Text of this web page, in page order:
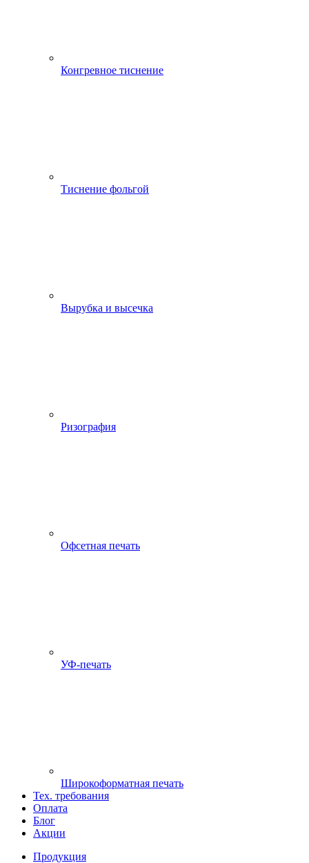
Конгревное тиснение
Тиснение фольгой
Вырубка и высечка
Ризография
Офсетная печать
УФ-печать
Широкоформатная печать
Тех. требования
Оплата
Блог
Акции
Продукция